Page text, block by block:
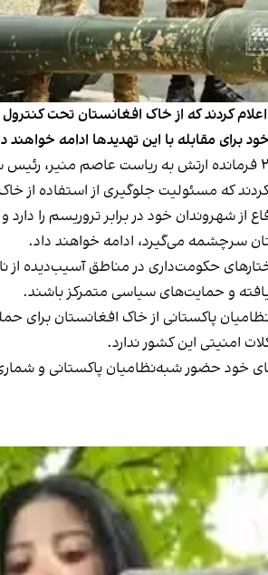
کردند که از خاک افغانستان تحت
مقابله با این تهدیدها ادامه خواهند
که مسئولیت جلوگیری از استفاده از
از شهروندان خود در برابر تروریسم را
سرچشمه می‌گیرد، ادامه خواهند داد.
حکومت‌داری در مناطق آسیب‌دیده از
و حمایت‌های سیاسی متمرکز باشند.
پاکستانی از خاک افغانستان
امنیتی این کشور ندارد.
خود حضور شبه‌نظامیان پاکستانی و